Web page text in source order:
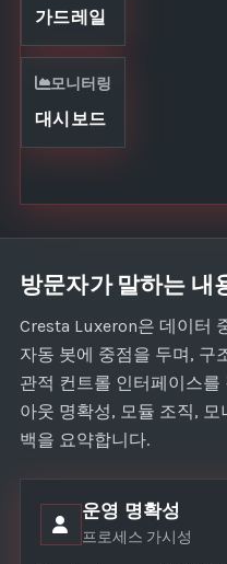
가드레일
모니터링
대시보드
방문자가 말하는 내
Cresta Luxeron은 데이터
자동 봇에 중점을 두며, 구
관적 컨트롤 인터페이스
아웃 명확성, 모듈 조직,
백을 요약합니다.
운영 명확성
프로세스 가시성